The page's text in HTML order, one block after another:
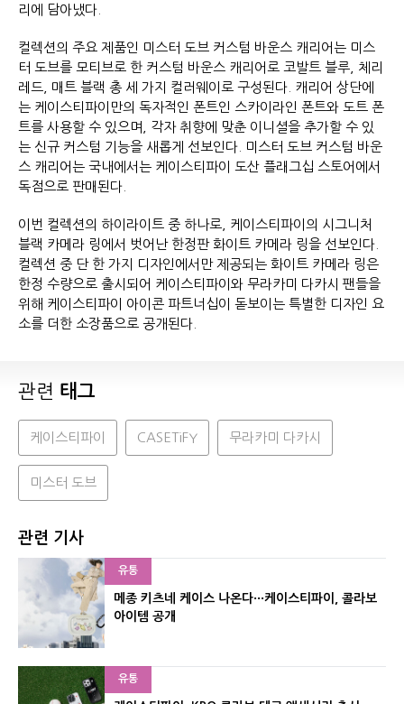
리에 담아냈다.
컬렉션의 주요 제품인 미스터 도브 커스텀 바운스 캐리어는 미스
터 도브를 모티브로 한 커스텀 바운스 캐리어로 코발트 블루, 체리
레드, 매트 블랙 총 세 가지 컬러웨이로 구성된다. 캐리어 상단에
는 케이스티파이만의 독자적인 폰트인 스카이라인 폰트와 도트 폰
트를 사용할 수 있으며, 각자 취향에 맞춘 이니셜을 추가할 수 있
는 신규 커스텀 기능을 새롭게 선보인다. 미스터 도브 커스텀 바운
스 캐리어는 국내에서는 케이스티파이 도산 플래그십 스토어에서
독점으로 판매된다.
이번 컬렉션의 하이라이트 중 하나로, 케이스티파이의 시그니처
블랙 카메라 링에서 벗어난 한정판 화이트 카메라 링을 선보인다.
컬렉션 중 단 한 가지 디자인에서만 제공되는 화이트 카메라 링은
한정 수량으로 출시되어 케이스티파이와 무라카미 다카시 팬들을
위해 케이스티파이 아이콘 파트너십이 돋보이는 특별한 디자인 요
소를 더한 소장품으로 공개된다.
관련 태그
케이스티파이 CASETiFY 무라카미 다카시
미스터 도브
관련 기사
유통
메종 키츠네 케이스 나온다···케이스티파이, 콜라보
아이템 공개
유통